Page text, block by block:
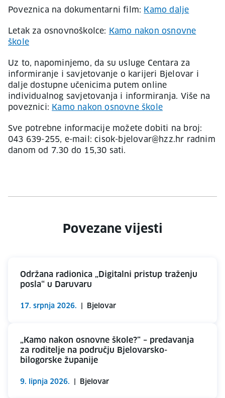
Poveznica na dokumentarni film: Kamo dalje
Letak za osnovnoškolce:
Kamo nakon osnovne
škole
Uz to, napominjemo, da su usluge Centara za
informiranje i savjetovanje o karijeri Bjelovar i
dalje dostupne učenicima putem online
individualnog savjetovanja i informiranja. Više na
poveznici: Kamo nakon osnovne škole
Sve potrebne informacije možete dobiti na broj:
043 639-255, e-mail: cisok-bjelovar@hzz.hr radnim
danom od 7.30 do 15,30 sati.
Povezane vijesti
Održana radionica „Digitalni pristup traženju
posla“ u Daruvaru
17. srpnja 2026. Bjelovar
„Kamo nakon osnovne škole?“ – predavanja
za roditelje na području Bjelovarsko-
bilogorske županije
9. lipnja 2026. Bjelovar